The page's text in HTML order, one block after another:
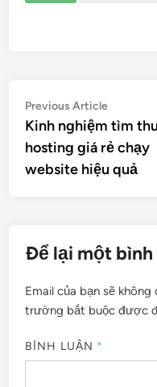
Điều
hướng
bài
viết
Previous ArticlePrevious
article:
Kinh nghiệm tìm
hosting giá rẻ chạy
website hiệu quả
Để lại một bình
Email của bạn sẽ
trường bắt buộc được
BÌNH LUẬN *